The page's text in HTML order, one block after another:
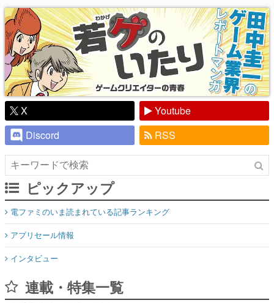
り】
X
Youtube
Discord
RSS
ピックアップ
電ファミのいま読まれている記事ランキング
アプリセール情報
インタビュー
連載・特集一覧